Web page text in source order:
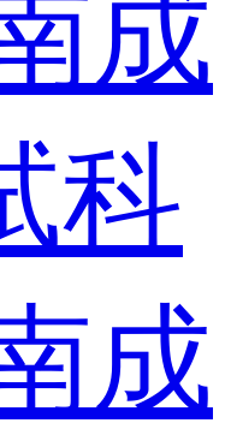
成
科
成